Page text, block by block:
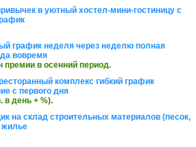
в уютный хостел-мини-гостиницу с
график неделя через неделю полная
вовремя
премии в осенний период.
комплекс гибкий график
с первого дня
в день + %).
на склад строительных материалов (песок,
жилье